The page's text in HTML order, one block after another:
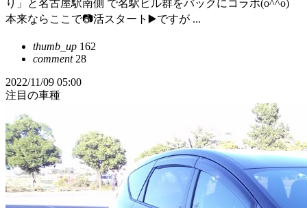
り」と名古屋駅南側 で名駅ビル群をバックにコラボ(o^^o)
本来ならここで📷活スタート▶️ですが ...
thumb_up 162
comment28
2022/11/09 05:00
注目の車種